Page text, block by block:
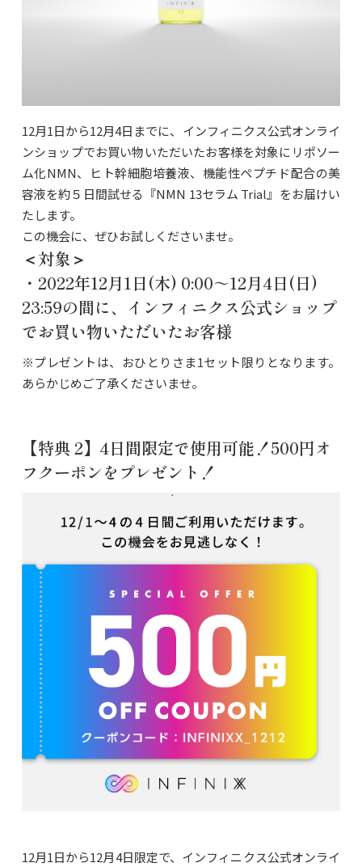
12月1日から12月4日までに、インフィニクス公式オンライ
ンショップでお買い物いただいたお客様を対象にリポソー
ム化NMN、ヒト幹細胞培養液、機能性ペプチド配合の美
容液を約５日間試せる『NMN 13セラム Trial』をお届けい
たします。
この機会に、ぜひお試しくださいませ。
＜対象＞
・2022年12月1日(木) 0:00～12月4日(日)
23:59の間に、インフィニクス公式ショップ
でお買い物いただいたお客様
※プレゼントは、おひとりさま1セット限りとなります。
あらかじめご了承くださいませ。
【特典 2】4日間限定で使用可能！500円オ
フクーポンをプレゼント！
12⽉1⽇から12⽉4⽇限定で、インフィニクス公式オンライ